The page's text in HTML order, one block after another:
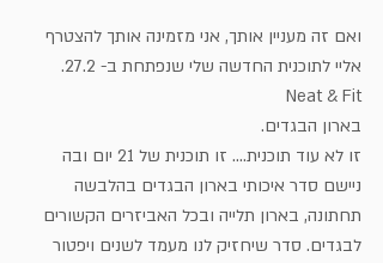
ואם זה מעניין אותך, אני מזמינה אותך להצטרף
אליי לתוכנית החדשה שלי שנפתחת ב- 27.2.
Neat & Fit
בארון הבגדים.
זו לא עוד תוכנית.... זו תוכנית של 21 יום ובה
ניישם סדר איכותי בארון הבגדים בהלבשה
תחתונה, בארון תלייה ובכל האביזרים הקשורים
לבגדים. סדר שיחזיק לנו מעמד לשנים ויפטור